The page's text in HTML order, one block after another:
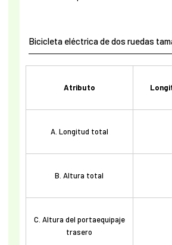
Bicicleta eléctrica de dos ruedas
Atributo
A. Longitud total
B. Altura total
C. Altura del portaequipaje
trasero